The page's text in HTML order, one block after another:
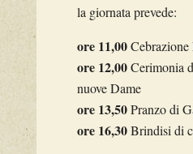
la giornata prevede:
ore 11,00Cebrazione
ore 12,00Cerimonia
nuove Dame
ore 13,50Pranzo di
ore 16,30Brindisi di